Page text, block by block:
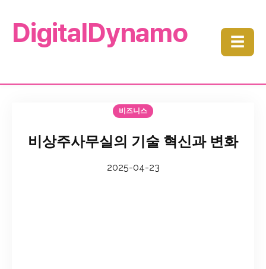
DigitalDynamo ☰
비즈니스
비상주사무실의 기술 혁신과 변화
2025-04-23